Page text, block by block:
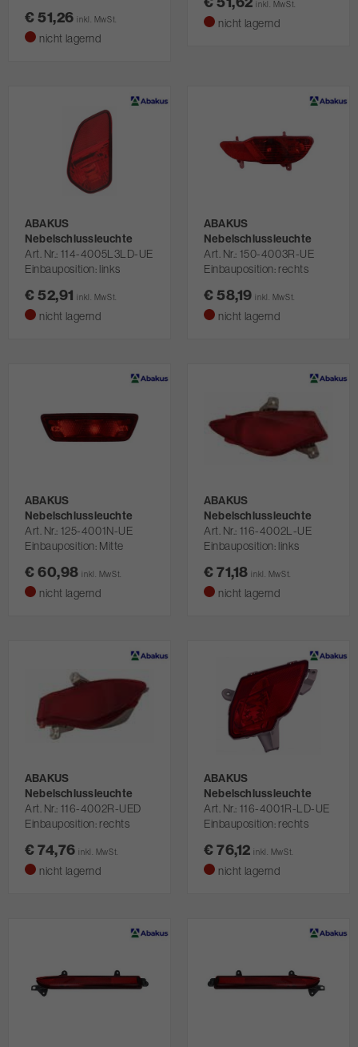
€ 51,26inkl. MwSt.
nicht lagernd
inkl. MwSt.
nicht lagernd
ABAKUS
Nebelschlussleuchte
Art. Nr. 114-4005L3LD-UE
Einbauposition: links
€ 52,91inkl. MwSt.
nicht lagernd
ABAKUS
Nebelschlussleuchte
Art. Nr. 150-4003R-UE
Einbauposition: rechts
€ 58,19inkl. MwSt.
nicht lagernd
ABAKUS
Nebelschlussleuchte
Art. Nr. 125-4001N-UE
Einbauposition: Mitte
€ 60,98inkl. MwSt.
nicht lagernd
ABAKUS
Nebelschlussleuchte
Art. Nr. 116-4002L-UE
Einbauposition: links
€ 71,18inkl. MwSt.
nicht lagernd
ABAKUS
Nebelschlussleuchte
Art. Nr. 116-4002R-UED
Einbauposition: rechts
€ 74,76inkl. MwSt.
nicht lagernd
ABAKUS
Nebelschlussleuchte
Art. Nr. 116-4001R-LD-UE
Einbauposition: rechts
€ 76,12inkl. MwSt.
nicht lagernd